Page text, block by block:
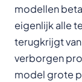
modellen
eigenlijk alle
terugkrijgt
verborgen
model grote